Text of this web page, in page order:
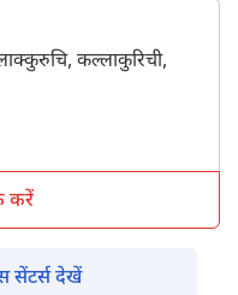
कल्लाकुरिची,
करें
सेंटर्स देखें